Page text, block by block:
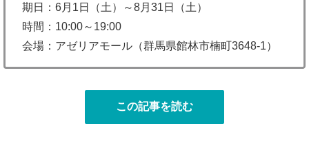
期日：6月1日（土）～8月31日（土）
時間：10:00～19:00
会場：アゼリアモール（群馬県館林市楠町3648-1）
この記事を読む